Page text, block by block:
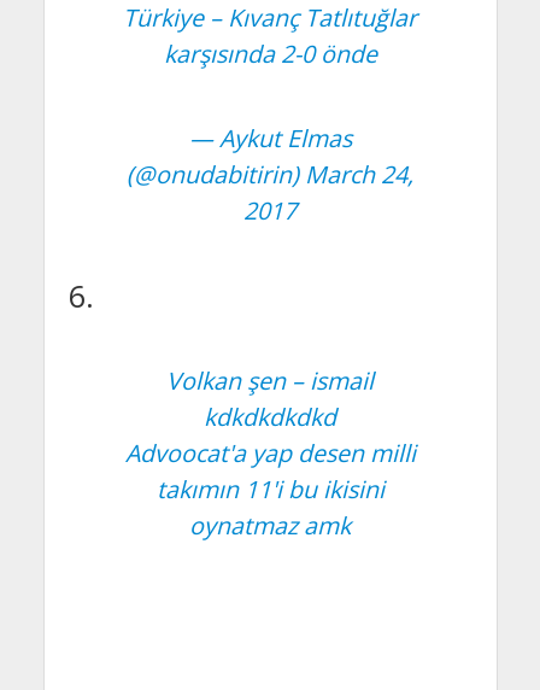
Türkiye – Kıvanç Tatlıtuğlar
karşısında 2-0 önde
— Aykut Elmas
(@onudabitirin) March 24,
2017
6.
Volkan şen – ismail
kdkdkdkdkd
Advoocat'a yap desen milli
takımın 11'i bu ikisini
oynatmaz amk